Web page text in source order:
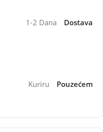
1-2 Dana Dostava
Kuriru Pouzećem